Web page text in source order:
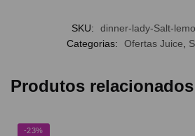
SKU:
dinner-lady-Salt-
Categorias:
Ofertas Juice
Produtos relacionados
-23%